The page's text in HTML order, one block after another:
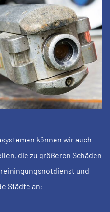
können wir auch
die zu größeren Schäden
und
Städte an: